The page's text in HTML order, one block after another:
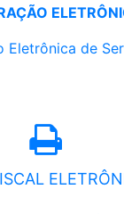
Eletrônica de